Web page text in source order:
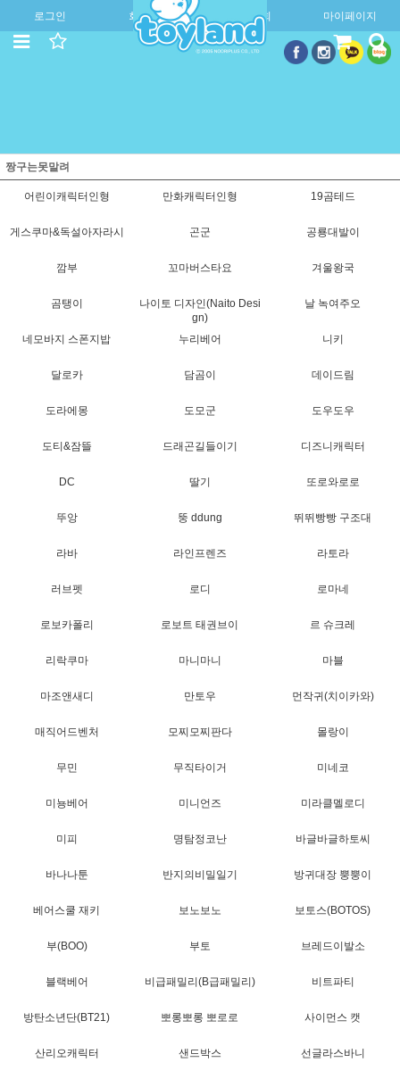
로그인 회원가입 주문조회 마이페이지
짱구는못말려
어린이캐릭터인형 만화캐릭터인형 19곰테드
게스쿠마&독설아자라시 곤군 공룡대발이
깜부 꼬마버스타요 겨울왕국
곰탱이
나이토 디자인(Naito Desi
gn)
날 녹여주오
네모바지 스폰지밥 누리베어 니키
달로카 담곰이 데이드림
도라에몽 도모군 도우도우
도티&잠뜰 드래곤길들이기 디즈니캐릭터
DC 딸기 또로와로로
뚜앙 뚱 ddung 뛰뛰빵빵 구조대
라바 라인프렌즈 라토라
러브펫 로디 로마네
로보카폴리 로보트 태권브이 르 슈크레
리락쿠마 마니마니 마블
마조앤새디 만토우 먼작귀(치이카와)
매직어드벤처 모찌모찌판다 몰랑이
무민 무직타이거 미네코
미뇽베어 미니언즈 미라클멜로디
미피 명탐정코난 바글바글하토씨
바나나툰 반지의비밀일기 방귀대장 뿡뿡이
베어스쿨 재키 보노보노 보토스(BOTOS)
부(BOO) 부토 브레드이발소
블랙베어 비급패밀리(B급패밀리) 비트파티
방탄소년단(BT21) 뽀롱뽀롱 뽀로로 사이먼스 캣
산리오캐릭터 샌드박스 선글라스바니